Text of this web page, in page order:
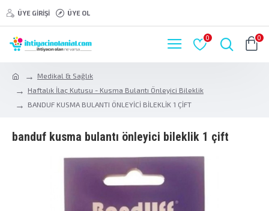
ÜYE GIRIŞI ÜYE OL
0 0
Medikal & Sağlık
Haftalık İlaç Kutusu - Kusma Bulantı Önleyici Bileklik
BANDUF KUSMA BULANTI ÖNLEYİCİ BİLEKLİK 1 ÇİFT
banduf kusma bulanti önleyi̇ci̇ bi̇lekli̇k 1 çi̇ft